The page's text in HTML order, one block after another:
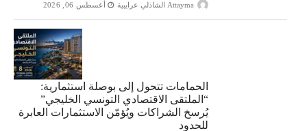
Attayma الشاذلي عرايبية أغسطس 06, 2026
الحمامات تتحول إلى بوصلة استثمارية:
“الملتقى الاقتصادي التونسي الخليجي”
يُرسخ الشراكات ويُؤمّن الاستثمارات العابرة
للحدود